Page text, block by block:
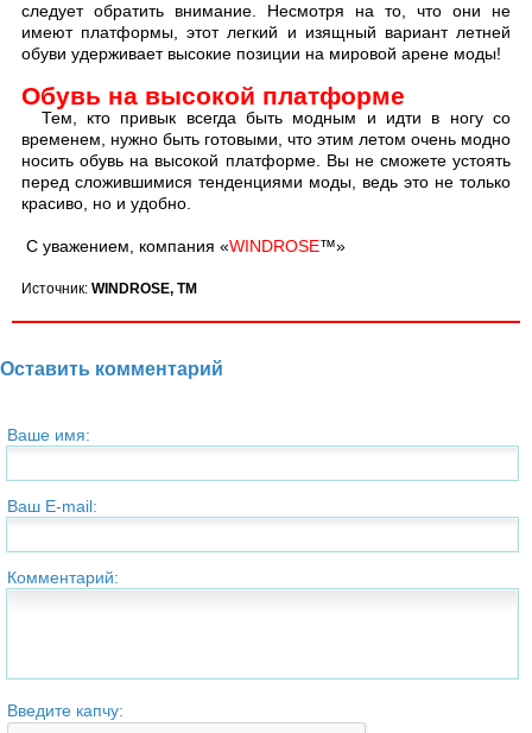
следует обратить внимание. Несмотря на то, что они не
имеют платформы, этот легкий и изящный вариант летней
обуви удерживает высокие позиции на мировой арене моды!
Обувь на высокой платформе
Тем, кто привык всегда быть модным и идти в ногу со
временем, нужно быть готовыми, что этим летом очень модно
носить обувь на высокой платформе. Вы не сможете устоять
перед сложившимися тенденциями моды, ведь это не только
красиво, но и удобно.
С уважением, компания «WINDROSE™»
Источник: WINDROSE, TM
Оставить комментарий
Ваше имя:
Ваш E-mail:
Комментарий:
Введите капчу: